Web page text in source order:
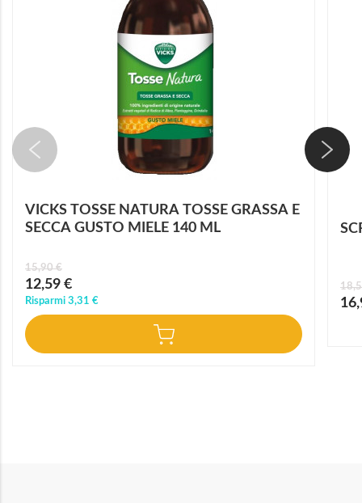
VICKS TOSSE NATURA TOSSE GRASSA E
SECCA GUSTO MIELE 140 ML
Prezzo
speciale
12,59 €
15,90 €
Risparmi 3,31 €